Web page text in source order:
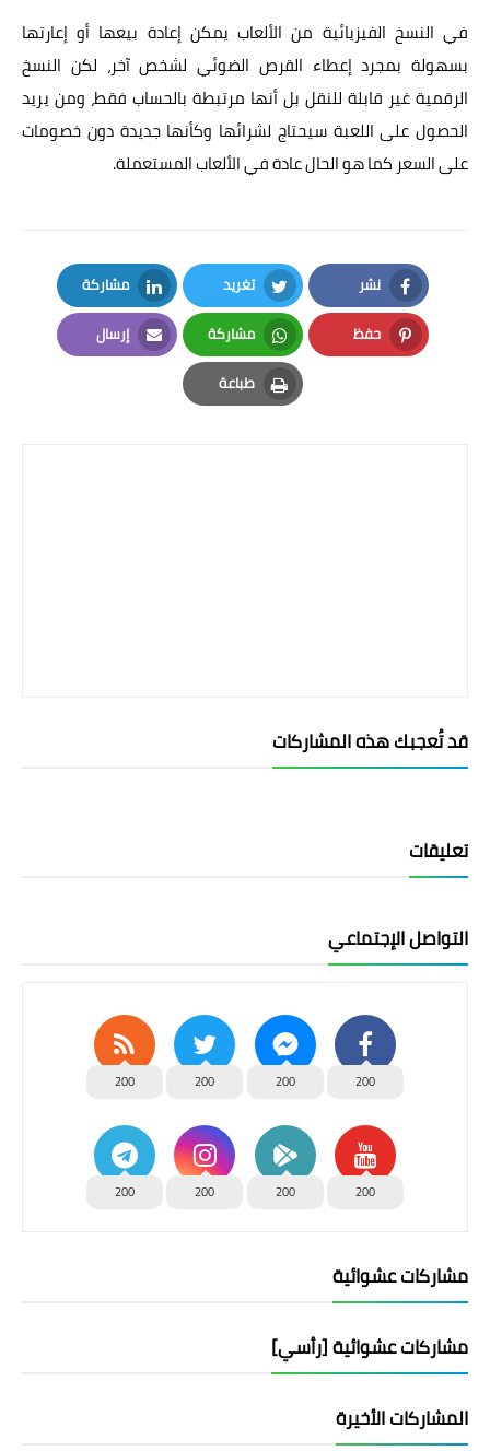
في النسخ الفيزيائية من الألعاب يمكن إعادة بيعها أو إعارتها
بسهولة بمجرد إعطاء القرص الضوئي لشخص آخر، لكن النسخ
الرقمية غير قابلة للنقل بل أنها مرتبطة بالحساب فقط، ومن يريد
الحصول على اللعبة سيحتاج لشرائها وكأنها جديدة دون خصومات
على السعر كما هو الحال عادة في الألعاب المستعملة.
نشر
Facebook
تغريد
Twitter
مشاركة
LinkedIn
حفظ
Pinterest
مشاركة
Whatsapp
إرسال
Email
طباعة
Print
قد تُعجبك هذه المشاركات
تعليقات
التواصل الإجتماعي
200
200
200
200
200
200
200
200
مشاركات عشوائية
مشاركات عشوائية [رأسي]
المشاركات الأخيرة